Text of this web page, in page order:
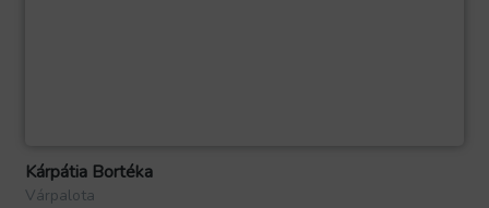
Kárpátia Bortéka
Várpalota